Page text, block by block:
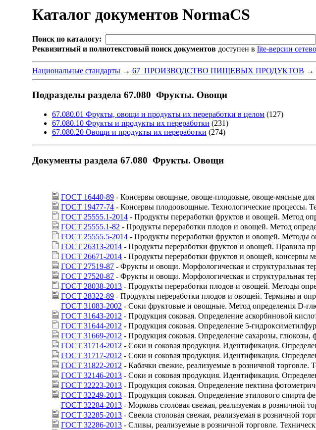
Каталог документов NormaCS
Поиск по каталогу:
Реквизитный и полнотекстовый поиск документов доступен в lite-версии
Национальные стандарты → 67 ПРОИЗВОДСТВО ПИЩЕВЫХ ПРОДУКТОВ →
Подразделы раздела 67.080 Фрукты. Овощи
67.080.01 Фрукты, овощи и продукты их переработки в целом (127)
67.080.10 Фрукты и продукты их переработки (231)
67.080.20 Овощи и продукты их переработки (274)
Документы раздела 67.080 Фрукты. Овощи
ГОСТ 16440-89 - Консервы овощные, овоще-плодовые, овоще-мясные для
ГОСТ 19477-74 - Консервы плодоовощные. Технологические процессы.
ГОСТ 25555.1-2014 - Продукты переработки фруктов и овощей. Метод
ГОСТ 25555.1-82 - Продукты переработки плодов и овощей. Метод
ГОСТ 25555.5-2014 - Продукты переработки фруктов и овощей. Методы
ГОСТ 26313-2014 - Продукты переработки фруктов и овощей. Правила
ГОСТ 26671-2014 - Продукты переработки фруктов и овощей, консервы
ГОСТ 27519-87 - Фрукты и овощи. Морфологическая и структуральная
ГОСТ 27520-87 - Фрукты и овощи. Морфологическая и структуральная
ГОСТ 28038-2013 - Продукты переработки плодов и овощей. Методы
ГОСТ 28322-89 - Продукты переработки плодов и овощей. Термины и
ГОСТ 31083-2002 - Соки фруктовые и овощные. Метод определения D-
ГОСТ 31643-2012 - Продукция соковая. Определение аскорбиновой
ГОСТ 31644-2012 - Продукция соковая. Определение 5-
ГОСТ 31669-2012 - Продукция соковая. Определение сахарозы,
ГОСТ 31714-2012 - Соки и соковая продукция. Идентификация.
ГОСТ 31717-2012 - Соки и соковая продукция. Идентификация.
ГОСТ 31822-2012 - Кабачки свежие, реализуемые в розничной торговле.
ГОСТ 32146-2013 - Соки и соковая продукция. Идентификация.
ГОСТ 32223-2013 - Продукция соковая. Определение пектина
ГОСТ 32249-2013 - Продукция соковая. Определение этилового спирта
ГОСТ 32284-2013 - Морковь столовая свежая, реализуемая в розничной
ГОСТ 32285-2013 - Свекла столовая свежая, реализуемая в розничной
ГОСТ 32286-2013 - Сливы, реализуемые в розничной торговле.